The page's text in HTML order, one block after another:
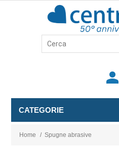
person
CATEGORIE
Home / Spugne abrasive